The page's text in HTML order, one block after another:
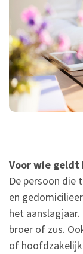
Voor wie geldt
De persoon die
en
het
broer of zus.
of